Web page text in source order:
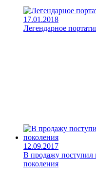
17.01.2018
Легендарное
12.09.2017
В продажу поступил
поколения